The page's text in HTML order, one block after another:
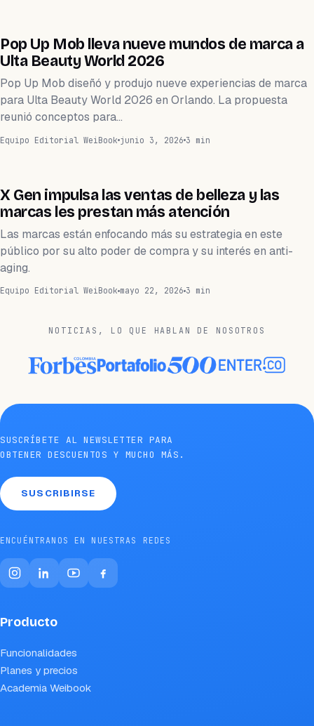
MARKETING
Pop Up Mob lleva nueve mundos de marca a
Ulta Beauty World 2026
Pop Up Mob diseñó y produjo nueve experiencias de marca
para Ulta Beauty World 2026 en Orlando. La propuesta
reunió conceptos para…
Equipo Editorial WeiBook junio 3, 2026 3 min
MARKETING
X Gen impulsa las ventas de belleza y las
marcas les prestan más atención
Las marcas están enfocando más su estrategia en este
público por su alto poder de compra y su interés en anti-
aging.
Equipo Editorial WeiBook mayo 22, 2026 3 min
NOTICIAS, LO QUE HABLAN DE NOSOTROS
SUSCRÍBETE AL NEWSLETTER PARA
OBTENER DESCUENTOS Y MUCHO MÁS.
SUSCRIBIRSE
ENCUÉNTRANOS EN NUESTRAS REDES
Producto
Funcionalidades
Planes y precios
Academia Weibook